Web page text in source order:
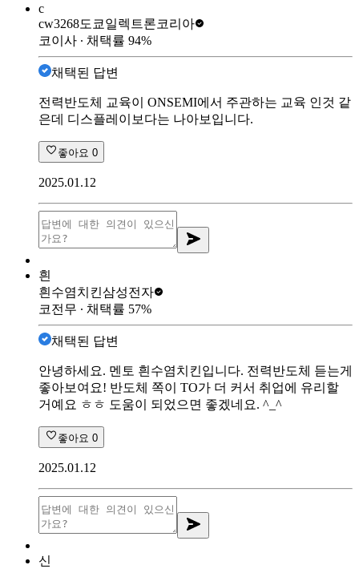
c
cw3268도쿄일렉트론코리아
코이사 ∙ 채택률 94%
채택된 답변
전력반도체 교육이 ONSEMI에서 주관하는 교육 인것 같
은데 디스플레이보다는 나아보입니다.
좋아요 0
2025.01.12
흰
흰수염치킨삼성전자
코전무 ∙ 채택률 57%
채택된 답변
안녕하세요. 멘토 흰수염치킨입니다. 전력반도체 듣는게
좋아보여요! 반도체 쪽이 TO가 더 커서 취업에 유리할
거예요 ㅎㅎ 도움이 되었으면 좋겠네요. ^_^
좋아요 0
2025.01.12
신